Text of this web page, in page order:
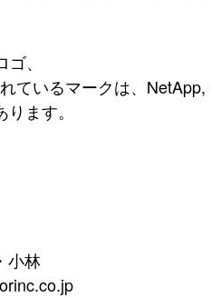
、
ているマークは、
ます。
小林